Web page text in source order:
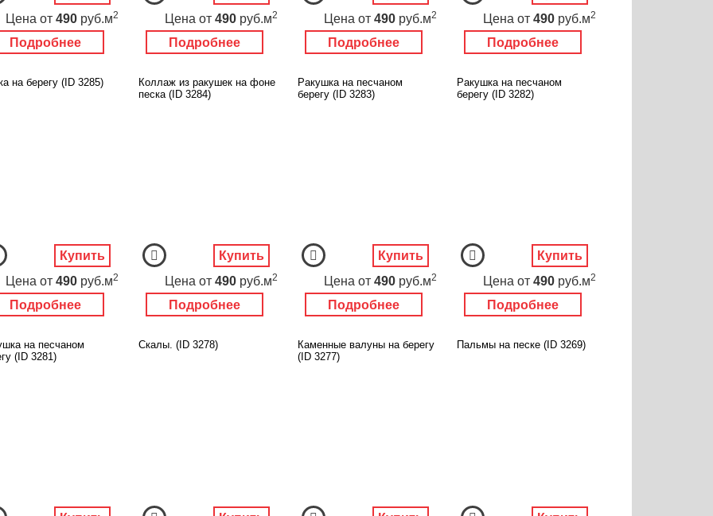
Подробнее
Цена от 490 руб.м2
Подробнее
Цена от 490 руб.м2
Подробнее
Цена от 490 руб.м2
Подробнее
Цена от 490 руб.м2
на берегу (ID 3285)
Подробнее
Цена от 490 руб.м2
Купить
Коллаж из ракушек на фоне
песка (ID 3284)
Подробнее
Цена от 490 руб.м2
Купить
Ракушка на песчаном
берегу (ID 3283)
Подробнее
Цена от 490 руб.м2
Купить
Ракушка на песчаном
берегу (ID 3282)
Подробнее
Цена от 490 руб.м2
Купить
на песчаном
(ID 3281)
Скалы. (ID 3278)
Каменные валуны на берегу
(ID 3277)
Пальмы на песке (ID 3269)